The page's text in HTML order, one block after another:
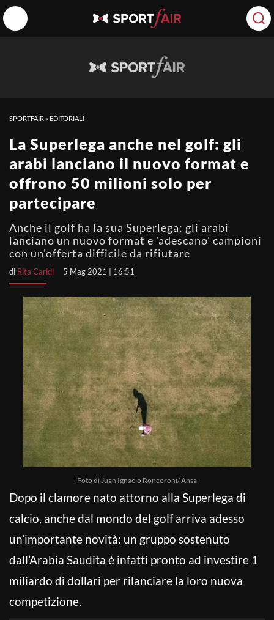
SPORTFAIR » EDITORIALI
La Superlega anche nel golf: gli
arabi lanciano il nuovo format e
offrono 50 milioni solo per
partecipare
Anche il golf ha la sua Superlega: gli arabi
lanciano un nuovo format e 'adescano' campioni
con un'offerta difficile da rifiutare
di Rita Caridi 5 Mag 2021 | 16:51
Foto di Juan Ignacio Roncoroni/ Ansa
Dopo il clamore nato attorno alla Superlega di
calcio, anche dal mondo del golf arriva adesso
un’importante novità: un gruppo sostenuto
dall’Arabia Saudita è infatti pronto ad investire 1
miliardo di dollari per rilanciare la loro nuova
competizione.